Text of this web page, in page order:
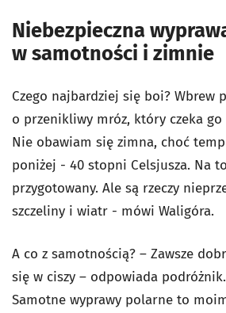
Niebezpieczna
w samotności i zimnie
Czego najbardziej się boi? Wbrew
o przenikliwy mróz, który czeka
Nie obawiam się zimna, choć
poniżej - 40 stopni Celsjusza. Na
przygotowany. Ale są rzeczy
szczeliny i wiatr - mówi Waligóra.
A co z samotnością? – Zawsze
się w ciszy – odpowiada
Samotne wyprawy polarne to